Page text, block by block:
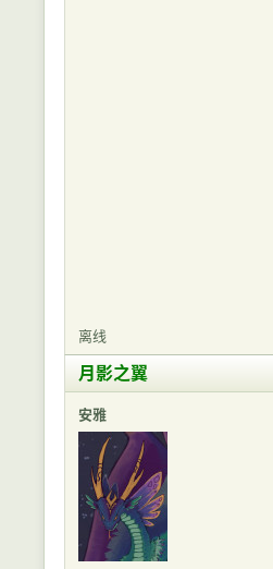
离线
月影之翼
安雅